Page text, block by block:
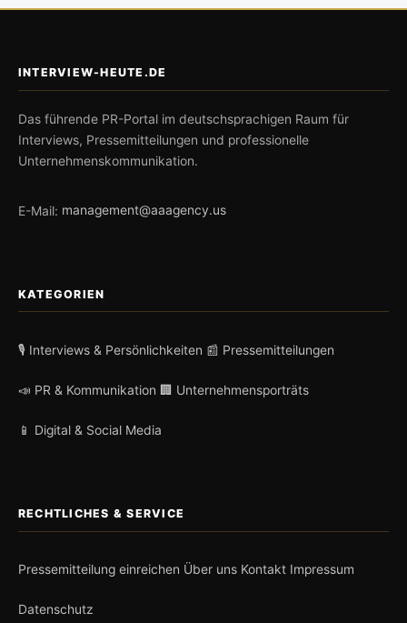
INTERVIEW-HEUTE.DE
Das führende PR-Portal im deutschsprachigen Raum für
Interviews, Pressemitteilungen und professionelle
Unternehmenskommunikation.
E-Mail: management@aaagency.us
KATEGORIEN
🎙️ Interviews & Persönlichkeiten 📰 Pressemitteilungen
📣 PR & Kommunikation 🏢 Unternehmensporträts
📱 Digital & Social Media
RECHTLICHES & SERVICE
Pressemitteilung einreichen Über uns Kontakt Impressum
Datenschutz